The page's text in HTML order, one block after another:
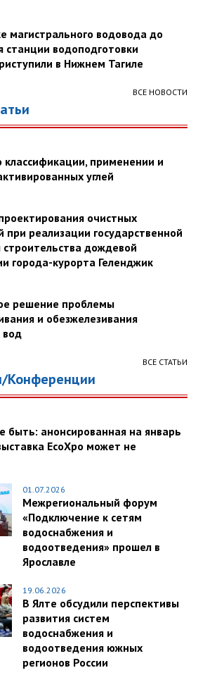
магистрального водовода до
станции водоподготовки
в Нижнем Тагиле
ВСЕ НОВОСТИ
классификации, применении и
углей
очистных
при реализации государственной
дождевой
города-курорта Геленджик
решение проблемы
и обезжелезивания
вод
ВСЕ СТАТЬИ
Конференции
быть: анонсированная на январь
EcoXpo может не
01.07.2026
Межрегиональный форум
«Подключение к сетям
водоснабжения и
водоотведения» прошел в
Ярославле
19.06.2026
В Ялте обсудили перспективы
развития систем
водоснабжения и
водоотведения южных
регионов России